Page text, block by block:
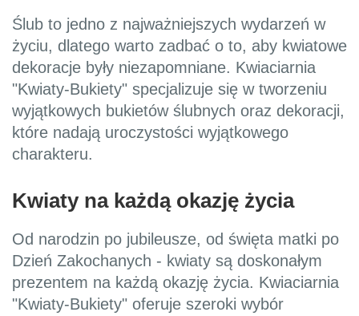
Ślub to jedno z najważniejszych wydarzeń w
życiu, dlatego warto zadbać o to, aby kwiatowe
dekoracje były niezapomniane. Kwiaciarnia
"Kwiaty-Bukiety" specjalizuje się w tworzeniu
wyjątkowych bukietów ślubnych oraz dekoracji,
które nadają uroczystości wyjątkowego
charakteru.
Kwiaty na każdą okazję życia
Od narodzin po jubileusze, od święta matki po
Dzień Zakochanych - kwiaty są doskonałym
prezentem na każdą okazję życia. Kwiaciarnia
"Kwiaty-Bukiety" oferuje szeroki wybór